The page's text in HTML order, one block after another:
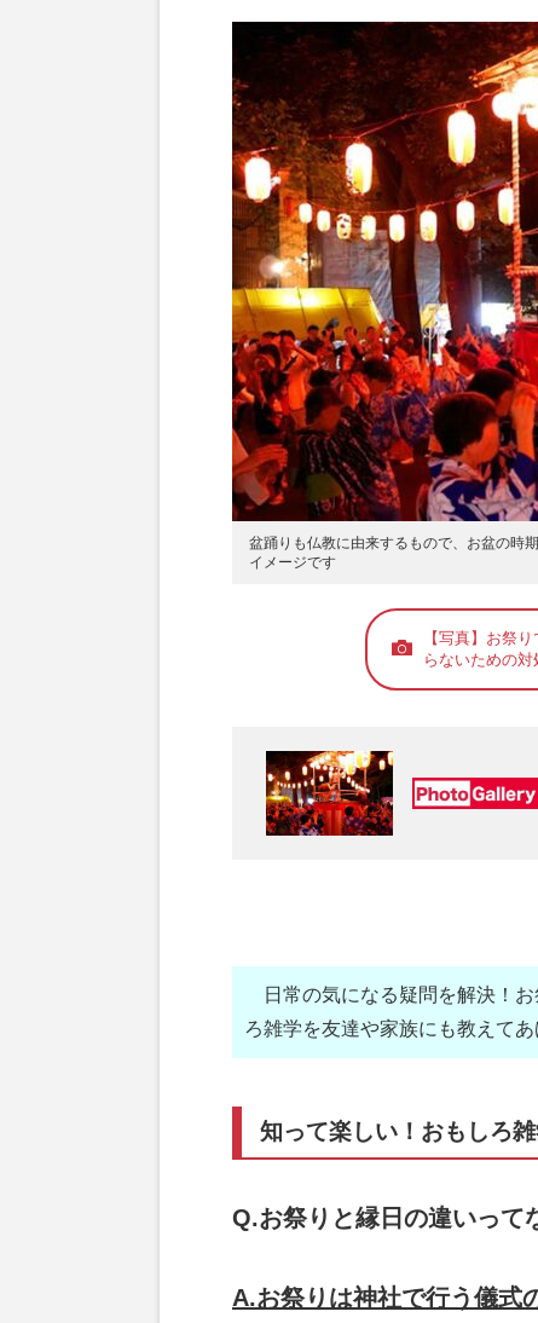
Page 1 ー 知って楽しい
盆踊りも仏教に由来するもので、お盆の
イメージです
【写真】お祭
らないための対
日常の気になる疑問を解決！お
ろ雑学を友達や家族にも教えてあ
知って楽しい！おもしろ
Q.お祭りと縁日の違いって
A.お祭りは神社で行う儀式